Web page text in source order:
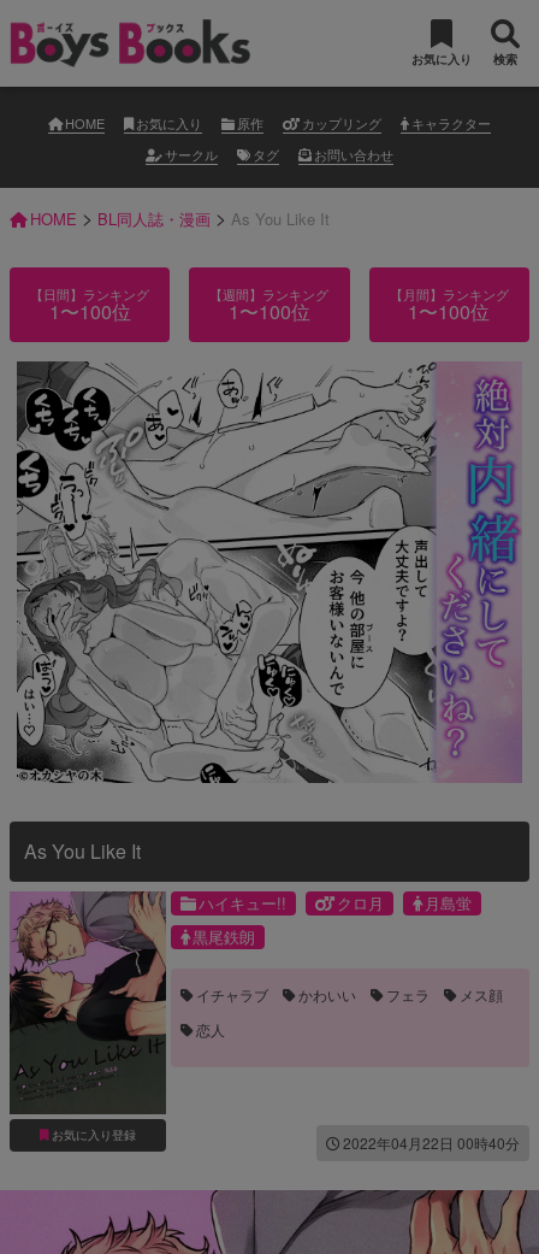
お気に入り 検索
HOME お気に入り 原作 カップリング
キャラクター
サークル
タグ お問い合わせ
HOME > BL同人誌・漫画 > As You Like It
【日間】ランキング
1〜100位
【週間】ランキング
1〜100位
【月間】ランキング
1〜100位
As You Like It
お気に入り登録
ハイキュー!! クロ月
月島蛍
黒尾鉄朗
イチャラブ かわいい フェラ
メス顔
恋人
2022年04月22日 00時40分